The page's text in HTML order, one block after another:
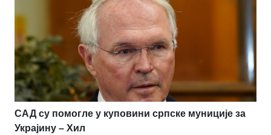
САД су помогле у куповини српске муниције за
Украјину – Хил